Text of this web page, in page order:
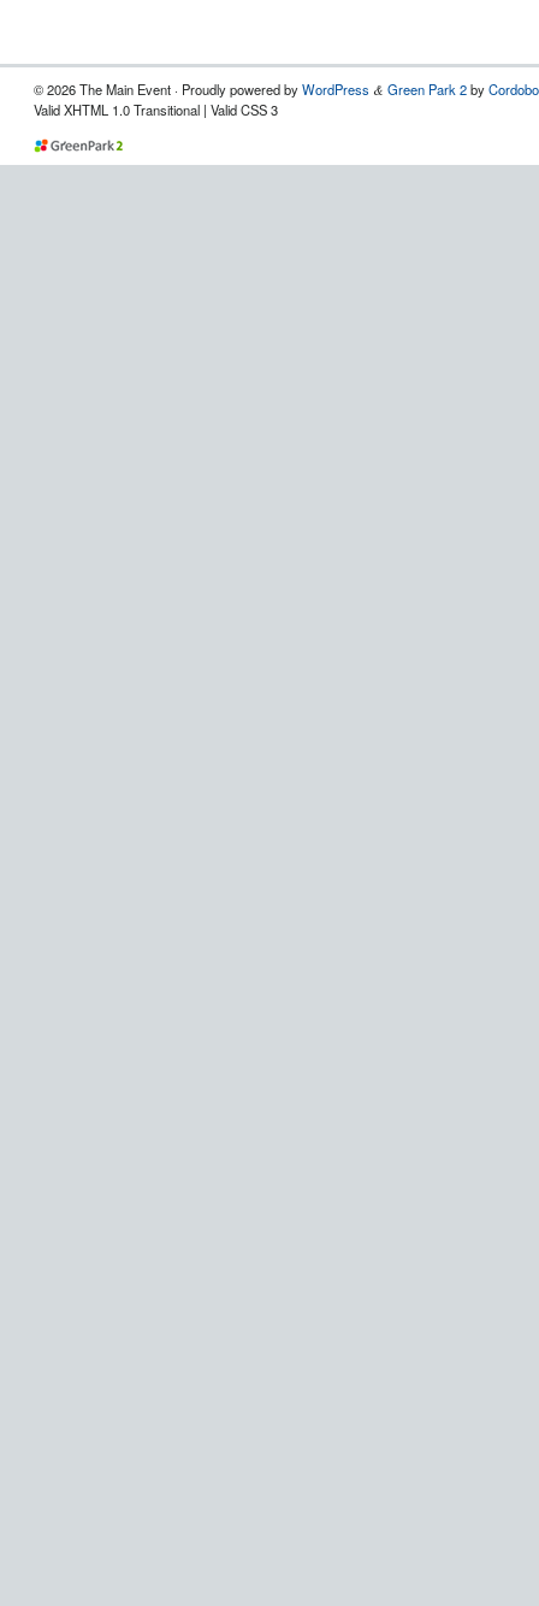
© 2026 The Main Event · Proudly powered byWordPress & Green Park 2byCordobo
Valid XHTML 1.0 Transitional | Valid CSS 3